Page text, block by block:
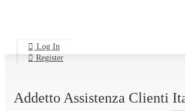
Log In
Register
Addetto Assistenza Clienti